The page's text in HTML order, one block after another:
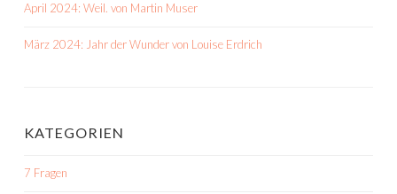
April 2024: Weil. von Martin Muser
März 2024: Jahr der Wunder von Louise Erdrich
KATEGORIEN
7 Fragen